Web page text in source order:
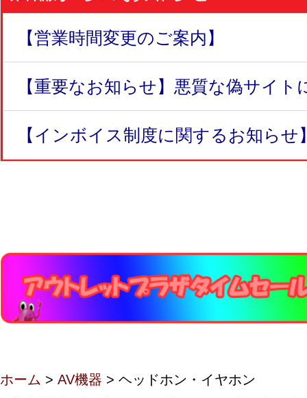
【営業時間変更のご案内】
【重要なお知らせ】悪質な偽サイト
【インボイス制度に関するお知らせ
ホーム > AV機器 > ヘッドホン・イヤホン